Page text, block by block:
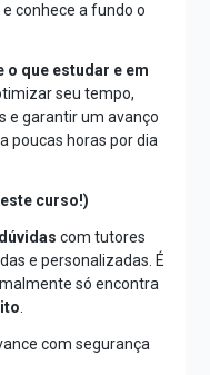
conhece a fundo o
o que estudar e em
seu tempo,
e garantir um avanço
poucas horas por dia
curso!)
com tutores
e personalizadas. É
só encontra
com segurança